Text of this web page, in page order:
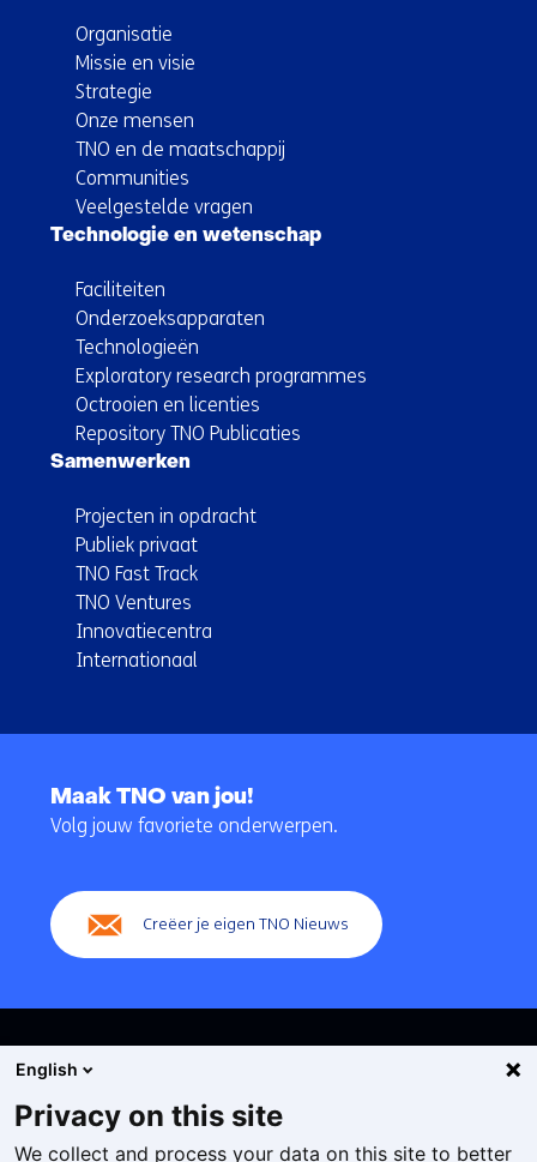
Organisatie
Missie en visie
Strategie
Onze mensen
TNO en de maatschappij
Communities
Veelgestelde vragen
Technologie en wetenschap
Faciliteiten
Onderzoeksapparaten
Technologieën
Exploratory research programmes
Octrooien en licenties
Repository TNO Publicaties
Samenwerken
Projecten in opdracht
Publiek privaat
TNO Fast Track
TNO Ventures
Innovatiecentra
Internationaal
navigatie
Maak TNO van jou!
Volg jouw favoriete onderwerpen.
Creëer je eigen TNO Nieuws
Cookies
English
Privacy on this site
We collect and process your data on this site to better